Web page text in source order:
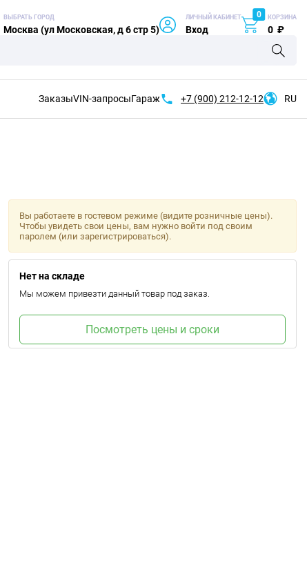
ВЫБРАТЬ ГОРОД
Москва (ул Московская, д 6 стр 5)
ЛИЧНЫЙ КАБИНЕТ
Вход
0 КОРЗИНА
0 ₽
ЗаказыVIN-запросыГараж +7 (900) 212-12-12 RU
Вы работаете в гостевом режиме (видите розничные цены).
Чтобы увидеть свои цены, вам нужно войти под своим
паролем (или зарегистрироваться).
Нет на складе
Мы можем привезти данный товар под заказ.
Посмотреть цены и сроки